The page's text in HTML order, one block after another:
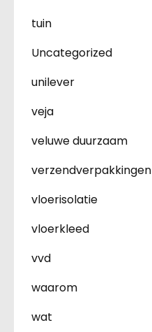
tuin
Uncategorized
unilever
veja
veluwe duurzaam
verzendverpakkingen
vloerisolatie
vloerkleed
vvd
waarom
wat